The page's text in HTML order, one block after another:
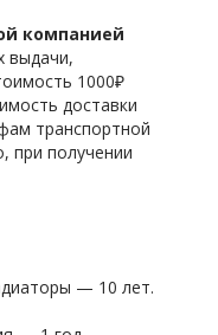
компанией
выдачи,
1000₽
доставки
транспортной
при получении
— 10 лет.